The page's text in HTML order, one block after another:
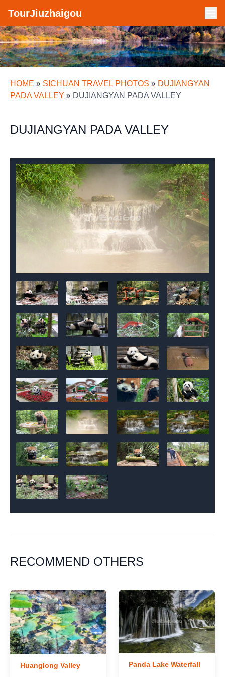
TourJiuzhaigou
HOME » SICHUAN TRAVEL PHOTOS » DUJIANGYAN
PADA VALLEY » DUJIANGYAN PADA VALLEY
DUJIANGYAN PADA VALLEY
RECOMMEND OTHERS
Huanglong Valley Panda Lake Waterfall